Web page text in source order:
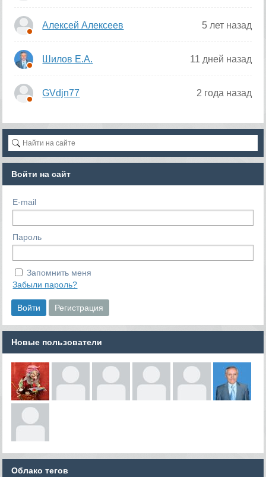
Алексей Алексеев 5 лет назад
Шилов Е.А. 11 дней назад
GVdjn77 2 года назад
Войти на сайт
E-mail
Пароль
Запомнить меня
Забыли пароль?
Новые пользователи
Облако тегов